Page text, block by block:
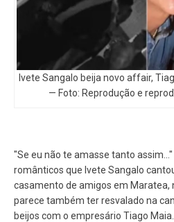
Ivete Sangalo beija novo affair,
— Foto: Reprodução e
"Se eu não te amasse tanto
românticos que Ivete Sangalo
casamento de amigos em Maratea,
parece também ter resvalado na
beijos com o empresário Tiago